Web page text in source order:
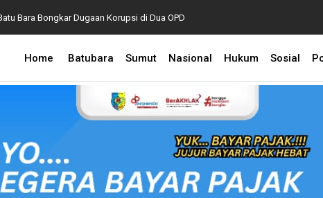
Bara Bongkar Dugaan Korupsi di Dua OPD
Home Batubara Sumut Nasional Hukum Sosial